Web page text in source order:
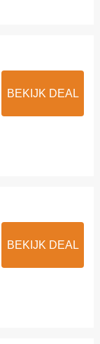
BEKIJK DEAL
BEKIJK DEAL